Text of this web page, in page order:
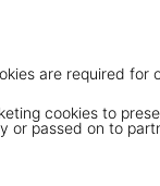
are required for
cookies to
or passed on to